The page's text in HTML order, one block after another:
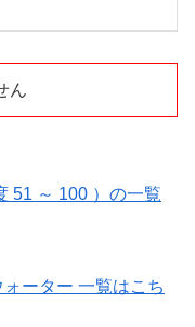
ん
51 ～ 100 ）の一覧
ーター 一覧はこち